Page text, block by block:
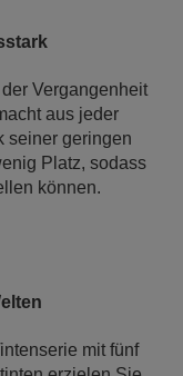
Vergangenheit
aus jeder
seiner geringen
Platz, sodass
können.
mit fünf